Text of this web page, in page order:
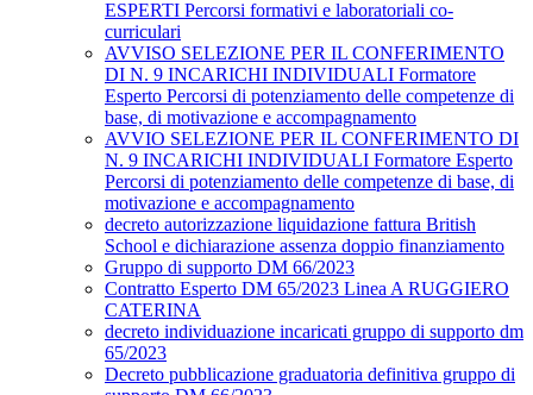
ESPERTI Percorsi formativi e laboratoriali co-
curriculari
AVVISO SELEZIONE PER IL CONFERIMENTO
DI N. 9 INCARICHI INDIVIDUALI Formatore
Esperto Percorsi di potenziamento delle competenze di
base, di motivazione e accompagnamento
AVVIO SELEZIONE PER IL CONFERIMENTO DI
N. 9 INCARICHI INDIVIDUALI Formatore Esperto
Percorsi di potenziamento delle competenze di base, di
motivazione e accompagnamento
decreto autorizzazione liquidazione fattura British
School e dichiarazione assenza doppio finanziamento
Gruppo di supporto DM 66/2023
Contratto Esperto DM 65/2023 Linea A RUGGIERO
CATERINA
decreto individuazione incaricati gruppo di supporto dm
65/2023
Decreto pubblicazione graduatoria definitiva gruppo di